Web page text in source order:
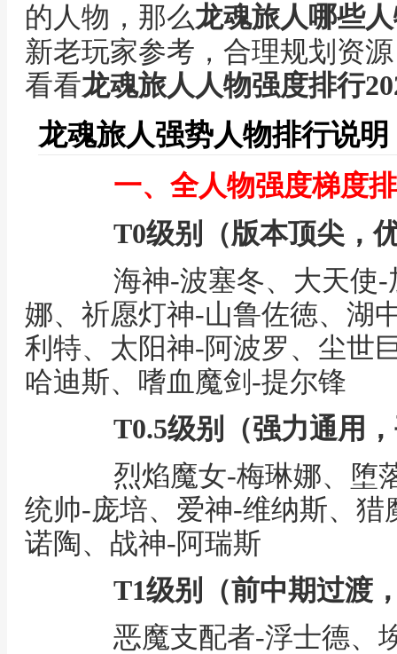
的人物，那么龙魂旅人哪些
新老玩家参考，合理规划资
看看龙魂旅人人物强度排行
龙魂旅人强势人物排行说明
一、全人物强度梯度
T0级别（版本顶尖，
海神-波塞冬、大天使-
娜、祈愿灯神-山鲁佐徳、湖
利特、太阳神-阿波罗、尘世
哈迪斯、嗜血魔剑-提尔锋
T0.5级别（强力通用
烈焰魔女-梅琳娜、堕
统帅-庞培、爱神-维纳斯、
诺陶、战神-阿瑞斯
T1级别（前中期过渡
恶魔支配者-浮士德、